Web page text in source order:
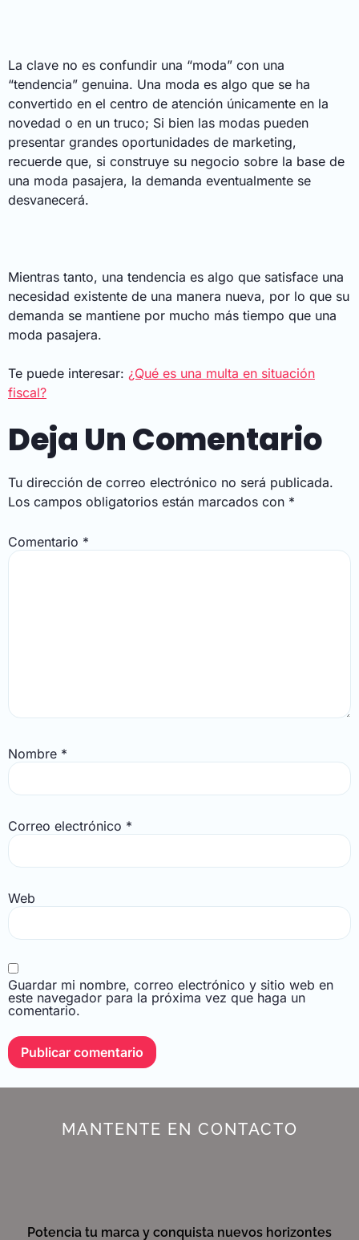
La clave no es confundir una “moda” con una
“tendencia” genuina. Una moda es algo que se ha
convertido en el centro de atención únicamente en la
novedad o en un truco; Si bien las modas pueden
presentar grandes oportunidades de marketing,
recuerde que, si construye su negocio sobre la base de
una moda pasajera, la demanda eventualmente se
desvanecerá.
Mientras tanto, una tendencia es algo que satisface una
necesidad existente de una manera nueva, por lo que su
demanda se mantiene por mucho más tiempo que una
moda pasajera.
Te puede interesar: ¿Qué es una multa en situación
fiscal?
Deja Un Comentario
Tu dirección de correo electrónico no será publicada.
Los campos obligatorios están marcados con *
Comentario *
Nombre *
Correo electrónico *
Web
Guardar mi nombre, correo electrónico y sitio web en
este navegador para la próxima vez que haga un
comentario.
MANTENTE EN CONTACTO
Potencia tu marca y conquista nuevos horizontes